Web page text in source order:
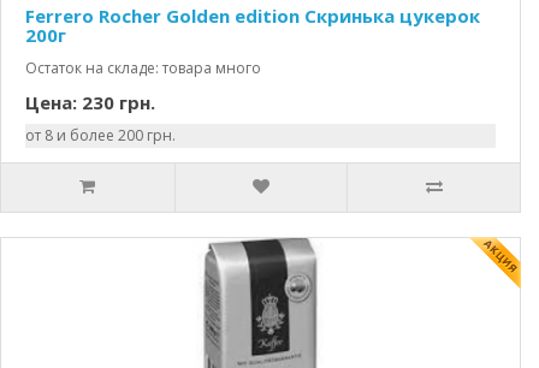
Ferrero Rocher Golden edition Скринька цукерок
200г
Остаток на складе: товара много
Цена: 230 грн.
от 8 и более 200 грн.